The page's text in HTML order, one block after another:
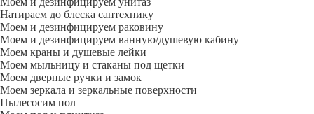
Натираем до блеска сантехнику
Моем и дезинфицируем раковину
Моем и дезинфицируем ванную/душевую кабину
Моем краны и душевые лейки
Моем мыльницу и стаканы под щетки
Моем дверные ручки и замок
Моем зеркала и зеркальные поверхности
Пылесосим пол